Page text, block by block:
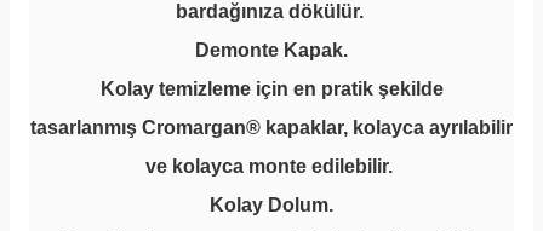
bardağınıza dökülür.
Demonte Kapak.
Kolay temizleme için en pratik şekilde
tasarlanmış Cromargan® kapaklar, kolayca ayrılabilir
ve kolayca monte edilebilir.
Kolay Dolum.